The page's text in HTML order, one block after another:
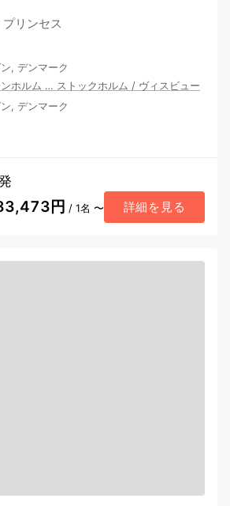
リンセス
, デンマーク
ホルム … ストックホルム / ヴィスビュー
, デンマーク
円 / 1名 〜 詳細を見る